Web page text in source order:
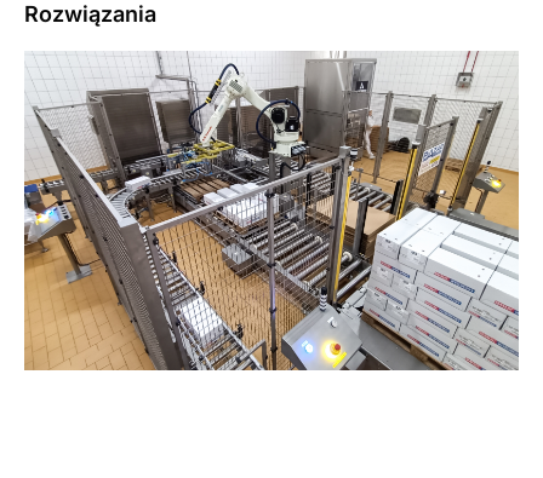
Rozwiązania